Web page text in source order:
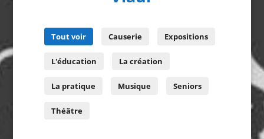
Tout voir Causerie Expositions
L'éducation La création
La pratique Musique Seniors
Théâtre